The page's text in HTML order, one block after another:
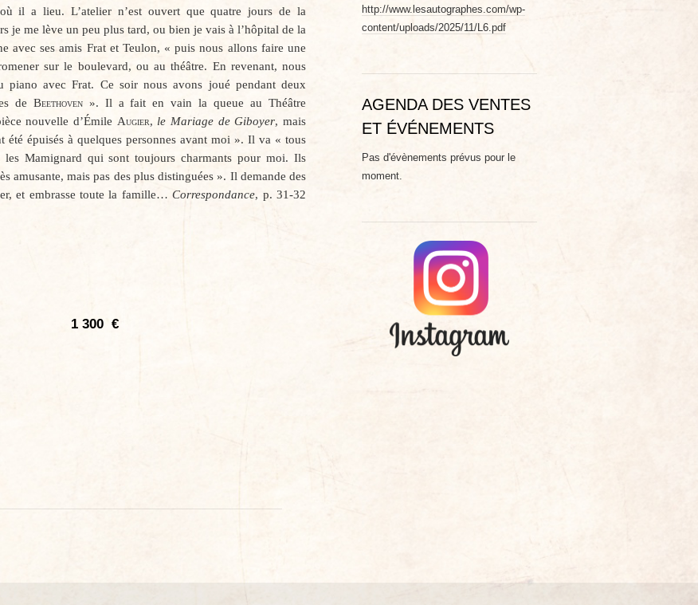
il a lieu. L’atelier n’est ouvert que quatre jours de la
je me lève un peu plus tard, ou bien je vais à l’hôpital de la
avec ses amis Frat et Teulon, « puis nous allons faire une
sur le boulevard, ou au théâtre. En revenant, nous
piano avec Frat. Ce soir nous avons joué pendant deux
de Beethoven». Il a fait en vain la queue au Théâtre
nouvelle d’Émile Augier, le Mariage de Giboyer, mais
été épuisés à quelques personnes avant moi ». Il va « tous
les Mamignard qui sont toujours charmants pour moi. Ils
amusante, mais pas des plus distinguées ». Il demande des
et embrasse toute la famille…Correspondance, p. 31-32
1 300 €
http://www.lesautographes.com/wp-
content/uploads/2025/11/L6.pdf
AGENDA DES VENTES
ET ÉVÉNEMENTS
Pas d'évènements prévus pour le
moment.